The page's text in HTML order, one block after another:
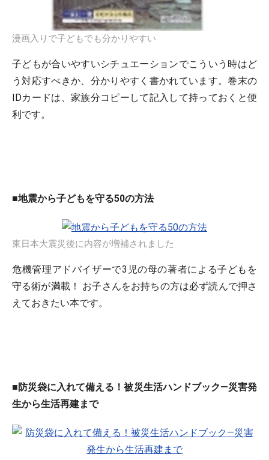
漫画入りで子どもでも分かりやすい
子どもが合いやすいシチュエーションでこういう時はど
う対応すべきか、分かりやすく書かれています。巻末の
IDカードは、家族分コピーして記入して持っておくと便
利です。
■地震から子どもを守る50の方法
東日本大震災後に内容が増補されました
危機管理アドバイザーで3児の母の著者による子どもを
守る術が満載！ お子さんをお持ちの方は必ず読んで押さ
えておきたい本です。
■防災袋に入れて備える！被災生活ハンドブック―災害発
生から生活再建まで